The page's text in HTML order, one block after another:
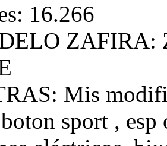
16.266
ZAFIRA:
Mis
sport , esp